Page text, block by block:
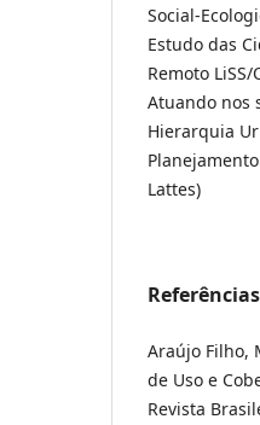
Social-
Estudo das
Remoto
Atuando nos
Hierarquia
Lattes)
Referências
Araújo Filho,
de Uso e
Revista